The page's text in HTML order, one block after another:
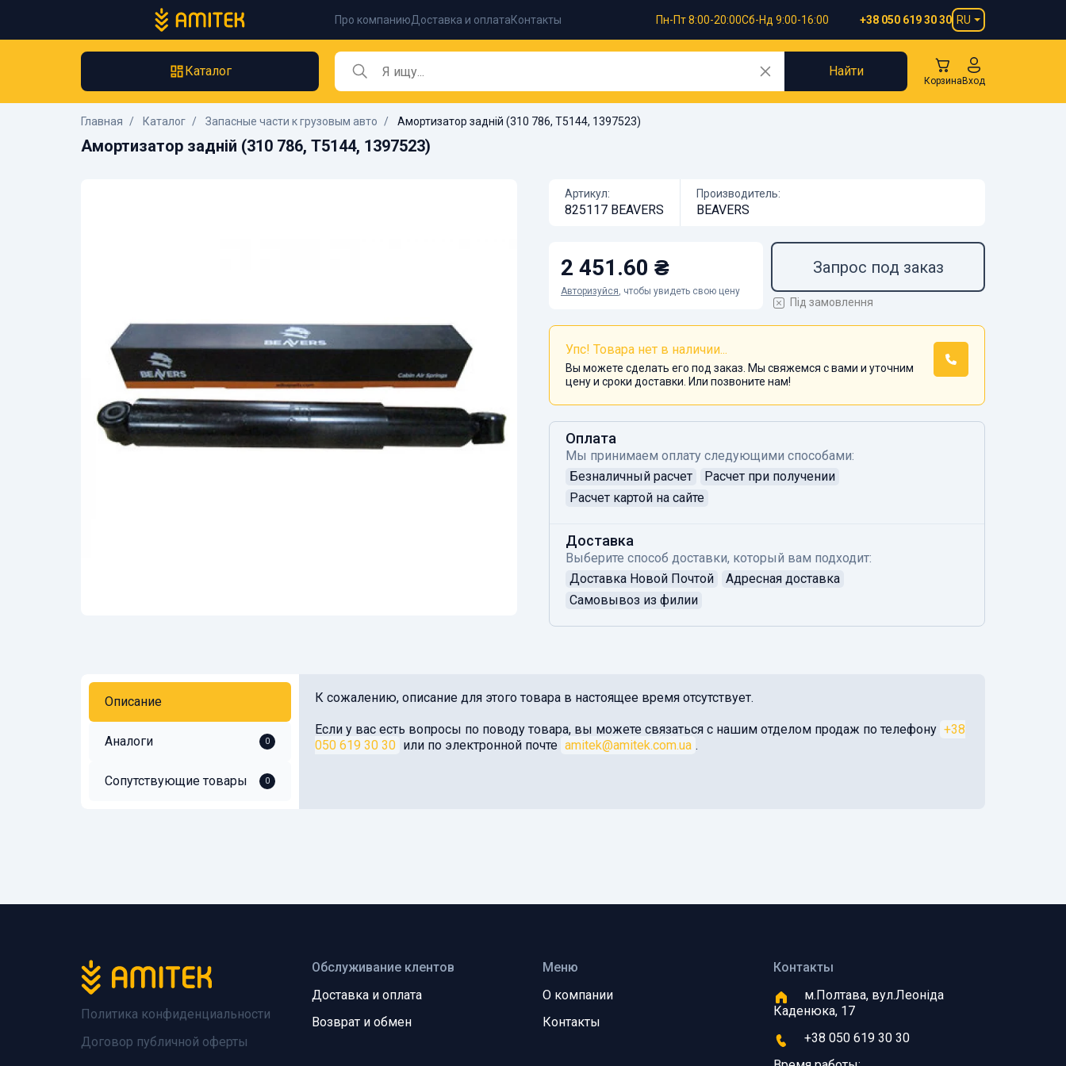
Про компаниюДоставка и оплатаКонтакты Пн-Пт 8:00-20:00Сб-Нд 9:00-16:00 +38 050 619 30 30 RU
Каталог Найти
Корзина Вход
Главная Каталог Запасные части к грузовым авто Амортизатор задній (310 786, T5144, 1397523)
Амортизатор задній (310 786, T5144, 1397523)
Артикул:
825117 BEAVERS
Производитель:
BEAVERS
2 451.60 ₴
Авторизуйся, чтобы увидеть свою цену
Запрос под заказ
Під замовлення
Упс! Товара нет в наличии...
Вы можете сделать его под заказ. Мы свяжемся с вами и уточним
цену и сроки доставки. Или позвоните нам!
Оплата
Мы принимаем оплату следующими способами:
Безналичный расчет
Расчет при получении
Расчет картой на сайте
Доставка
Выберите способ доставки, который вам подходит:
Доставка Новой Почтой
Адресная доставка
Самовывоз из филии
Описание
Аналоги 0
Сопутствующие товары 0
К сожалению, описание для этого товара в настоящее время отсутствует.
Если у вас есть вопросы по поводу товара, вы можете связаться с нашим отделом продаж по телефону +38
050 619 30 30 или по электронной почте amitek@amitek.com.ua .
Политика конфиденциальности
Договор публичной оферты
Обслуживание клентов
Доставка и оплата
Возврат и обмен
Меню
О компании
Контакты
Контакты
м.Полтава, вул.Леоніда
Каденюка, 17
+38 050 619 30 30